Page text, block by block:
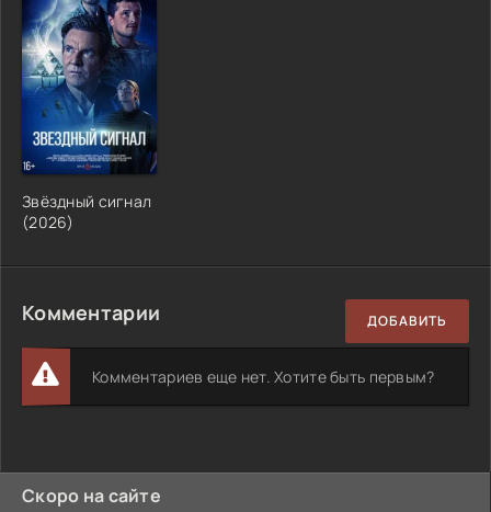
Звёздный сигнал
(2026)
Комментарии ДОБАВИТЬ
Комментариев еще нет. Хотите быть первым?
Скоро на сайте